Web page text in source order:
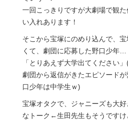
一回こっきりですが大劇場で観
い入れあります！
そこから宝塚にのめり込んで、
くて、劇団に応募した野口少年…
「とりあえず大学出てください
劇団から返信がきたエピソード
口少年は中学生ｗ)
宝塚オタクで、ジャニーズも大
なトーク←生田先生もそうですけ